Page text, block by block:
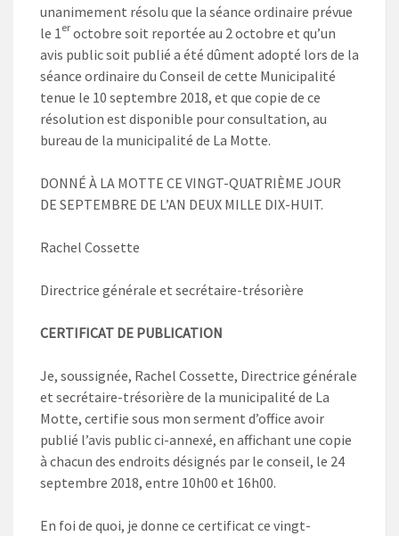
unanimement résolu que la séance ordinaire prévue
le 1er octobre soit reportée au 2 octobre et qu’un
avis public soit publié a été dûment adopté lors de la
séance ordinaire du Conseil de cette Municipalité
tenue le 10 septembre 2018, et que copie de ce
résolution est disponible pour consultation, au
bureau de la municipalité de La Motte.
DONNÉ À LA MOTTE CE VINGT-QUATRIÈME JOUR
DE SEPTEMBRE DE L’AN DEUX MILLE DIX-HUIT.
Rachel Cossette
Directrice générale et secrétaire-trésorière
CERTIFICAT DE PUBLICATION
Je, soussignée, Rachel Cossette, Directrice générale
et secrétaire-trésorière de la municipalité de La
Motte, certifie sous mon serment d’office avoir
publié l’avis public ci-annexé, en affichant une copie
à chacun des endroits désignés par le conseil, le 24
septembre 2018, entre 10h00 et 16h00.
En foi de quoi, je donne ce certificat ce vingt-